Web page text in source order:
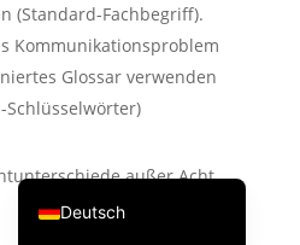
(Standard-Fachbegriff).
Kommunikationsproblem
Glossar verwenden
Schlüsselwörter)
außer Acht
Deutsch
English
한국어
Русский